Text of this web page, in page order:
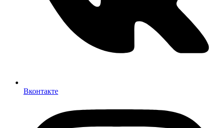
Вконтакте